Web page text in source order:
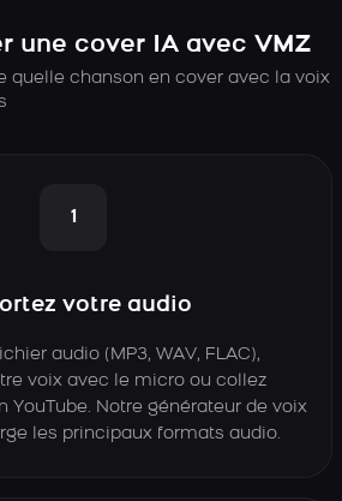
une cover IA avec VMZ
quelle chanson en cover avec la voix
1
votre audio
audio (MP3, WAV, FLAC),
voix avec le micro ou collez
YouTube. Notre générateur de voix
les principaux formats audio.